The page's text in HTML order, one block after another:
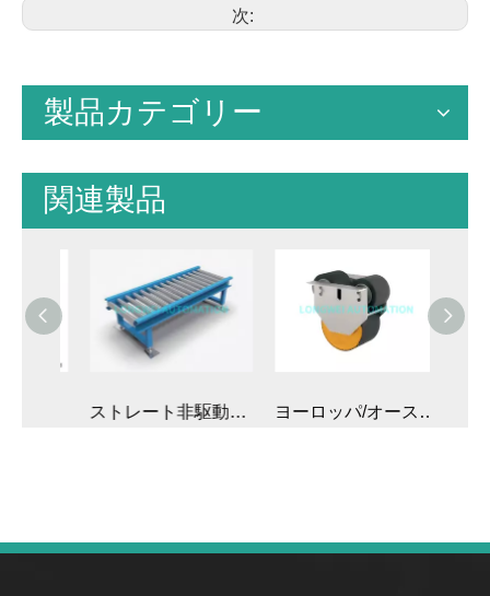
次:
製品カテゴリー
関連製品
ヨーロッパ/オーストラリアの標準パレット用のドロップイン外部ブレーキ ローラー スチールベアリングハウジングを備えた頑丈な重力コンベヤローラー